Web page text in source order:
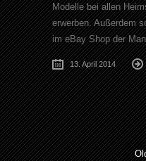
Modelle bei allen
erwerben. Außerdem
im eBay Shop der
13. April 2014